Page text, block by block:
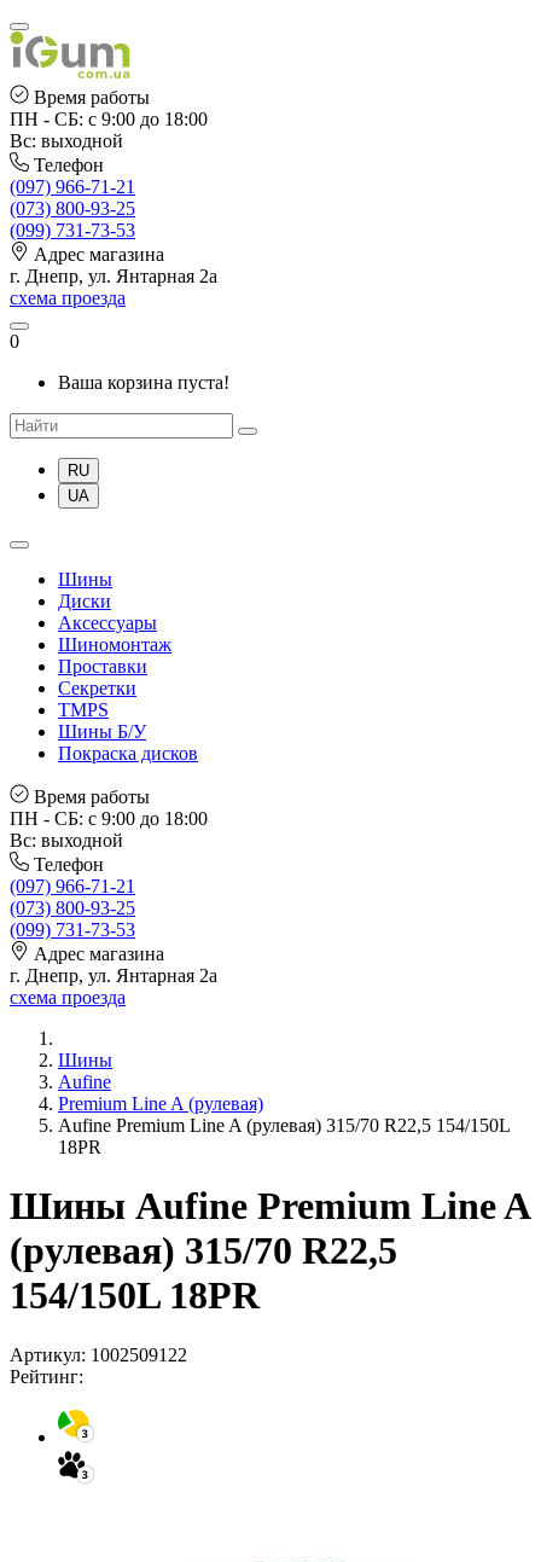
Время работы
ПН - СБ: с 9:00 до 18:00
Вс: выходной
Телефон
(097) 966-71-21
(073) 800-93-25
(099) 731-73-53
Адрес магазина
г. Днепр, ул. Янтарная 2а
схема проезда
0
Ваша корзина пуста!
RU
UA
Шины
Диски
Аксессуары
Шиномонтаж
Проставки
Секретки
TMPS
Шины Б/У
Покраска дисков
Время работы
ПН - СБ: с 9:00 до 18:00
Вс: выходной
Телефон
(097) 966-71-21
(073) 800-93-25
(099) 731-73-53
Адрес магазина
г. Днепр, ул. Янтарная 2а
схема проезда
Шины
Aufine
Premium Line A (рулевая)
Aufine Premium Line A (рулевая) 315/70 R22,5 154/150L
18PR
Шины Aufine Premium Line A
(рулевая) 315/70 R22,5
154/150L 18PR
Артикул: 1002509122
Рейтинг: